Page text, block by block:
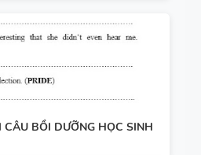
BỒI DƯỠNG HỌC SINH